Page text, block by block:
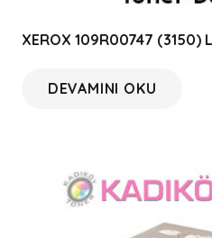
XEROX 109R00747 (3150)
DEVAMINI OKU